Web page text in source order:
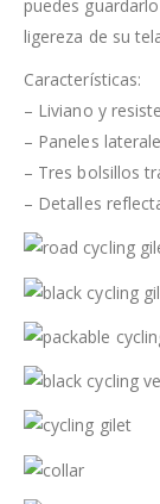
puedes
ligereza de su
Características:
– Liviano y
– Paneles
– Tres bolsillos
– Detalles